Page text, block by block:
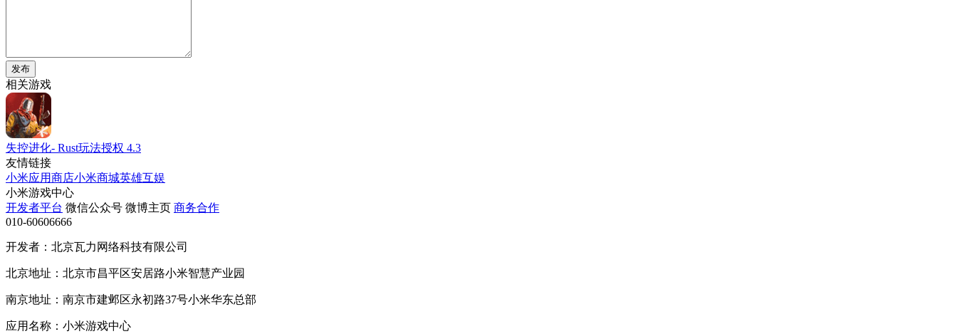
发布
相关游戏
失控进化- Rust玩法授权 4.3
友情链接
小米应用商店小米商城英雄互娱
小米游戏中心
开发者平台 微信公众号 微博主页 商务合作
010-60606666
开发者：北京瓦力网络科技有限公司
北京地址：北京市昌平区安居路小米智慧产业园
南京地址：南京市建邺区永初路37号小米华东总部
应用名称：小米游戏中心